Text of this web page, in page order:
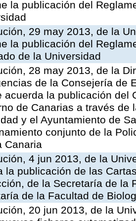
la publicación del
29 may 2013, de la
la publicación del
de la Universidad
28 may 2013, de la
de la Consejería de
acuerda la publicación del
de Canarias a través
y el Ayuntamiento de
conjunto de la
Canaria
4 jun 2013, de la
la publicación de las
de la Secretaría de la
de la Facultad de
20 jun 2013, de la